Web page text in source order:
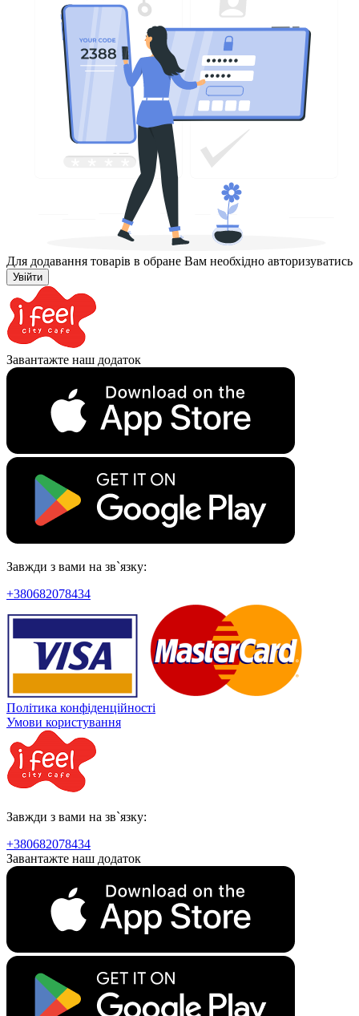
Для додавання товарів в обране Вам необхідно авторизуватись
Увійти
Завантажте наш додаток
Завжди з вами на зв`язку:
+380682078434
Політика конфіденційності
Умови користування
Завжди з вами на зв`язку:
+380682078434
Завантажте наш додаток